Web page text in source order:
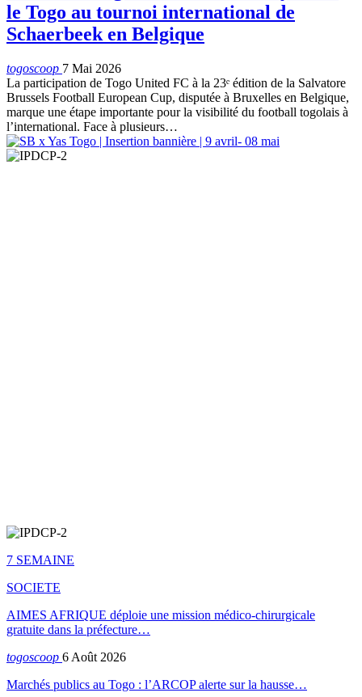
le Togo au tournoi international de
Schaerbeek en Belgique
togoscoop 7 Mai 2026
La participation de Togo United FC à la 23ᵉ édition de la Salvatore
Brussels Football European Cup, disputée à Bruxelles en Belgique,
marque une étape importante pour la visibilité du football togolais à
l’international. Face à plusieurs…
7 SEMAINE
SOCIETE
AIMES AFRIQUE déploie une mission médico-chirurgicale
gratuite dans la préfecture…
togoscoop 6 Août 2026
Marchés publics au Togo : l’ARCOP alerte sur la hausse…